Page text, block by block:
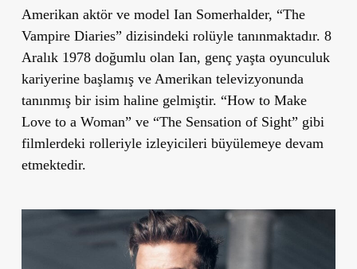
Amerikan aktör ve model Ian Somerhalder, “The
Vampire Diaries” dizisindeki rolüyle tanınmaktadır. 8
Aralık 1978 doğumlu olan Ian, genç yaşta oyunculuk
kariyerine başlamış ve Amerikan televizyonunda
tanınmış bir isim haline gelmiştir. “How to Make
Love to a Woman” ve “The Sensation of Sight” gibi
filmlerdeki rolleriyle izleyicileri büyülemeye devam
etmektedir.